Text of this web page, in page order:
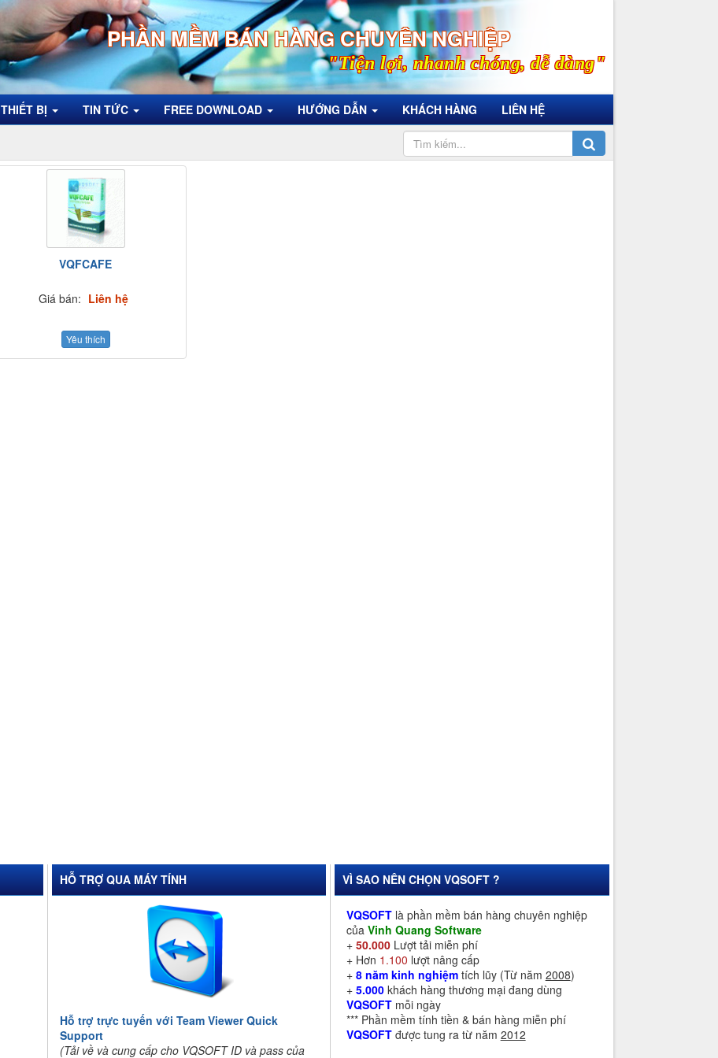
PHẦN MỀM BÁN HÀNG CHUYÊN NGHIỆP
"Tiện lợi, nhanh chóng, dễ dàng"
THIẾT BỊ TIN TỨC FREE DOWNLOAD HƯỚNG DẪN KHÁCH HÀNG LIÊN HỆ
VQFCAFE
Giá bán: Liên hệ
Yêu thích
HỖ TRỢ QUA MÁY TÍNH
Hỗ trợ trực tuyến với Team Viewer Quick
Support
(Tải về và cung cấp cho VQSOFT ID và pass của
VÌ SAO NÊN CHỌN VQSOFT ?
VQSOFTlà phần mềm bán hàng chuyên nghiệp
của Vinh Quang Software
+ 50.000Lượt tải miễn phí
+ Hơn 1.100 lượt nâng cấp
+ 8 năm kinh nghiệm tích lũy (Từ năm 2008)
+ 5.000khách hàng thương mại đang dùng
VQSOFTmỗi ngày
*** Phần mềm tính tiền & bán hàng miễn phí
VQSOFTđược tung ra từ năm 2012